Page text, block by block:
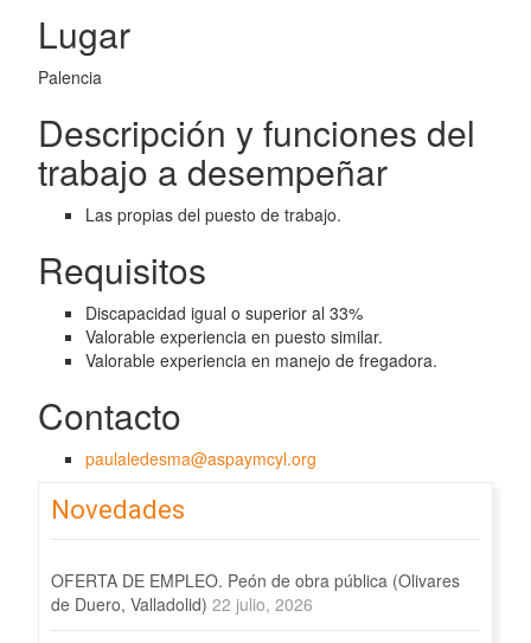
Lugar
Palencia
Descripción y funciones del
trabajo a desempeñar
Las propias del puesto de trabajo.
Requisitos
Discapacidad igual o superior al 33%
Valorable experiencia en puesto similar.
Valorable experiencia en manejo de fregadora.
Contacto
paulaledesma@aspaymcyl.org
Novedades
OFERTA DE EMPLEO. Peón de obra pública (Olivares
de Duero, Valladolid) 22 julio, 2026